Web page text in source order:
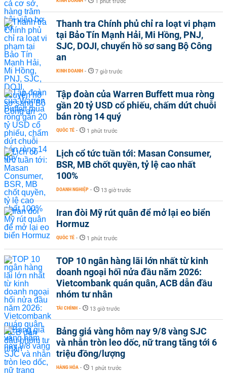
Thanh tra Chính phủ chỉ ra loạt vi phạm
tại Bảo Tín Mạnh Hải, Mi Hồng, PNJ,
SJC, DOJI, chuyển hồ sơ sang Bộ Công
an
KINH DOANH - 7 giờ trước
Tập đoàn của Warren Buffett mua ròng
gần 20 tỷ USD cổ phiếu, chấm dứt chuỗi
bán ròng 14 quý
QUỐC TẾ - 1 phút trước
Lịch cổ tức tuần tới: Masan Consumer,
BSR, MB chốt quyền, tỷ lệ cao nhất
100%
DOANH NGHIỆP - 13 giờ trước
Iran đòi Mỹ rút quân để mở lại eo biển
Hormuz
QUỐC TẾ - 1 phút trước
TOP 10 ngân hàng lãi lớn nhất từ kinh
doanh ngoại hối nửa đầu năm 2026:
Vietcombank quán quân, ACB dẫn đầu
nhóm tư nhân
TÀI CHÍNH - 13 giờ trước
Bảng giá vàng hôm nay 9/8 vàng SJC
và nhẫn tròn leo dốc, nữ trang tăng tới 6
triệu đồng/lượng
HÀNG HÓA - 1 phút trước